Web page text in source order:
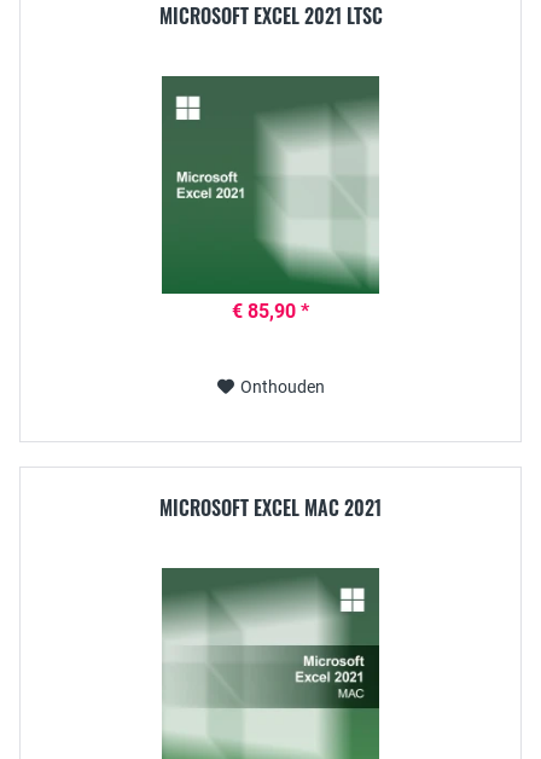
MICROSOFT EXCEL 2021 LTSC
€ 85,90 *
Onthouden
MICROSOFT EXCEL MAC 2021